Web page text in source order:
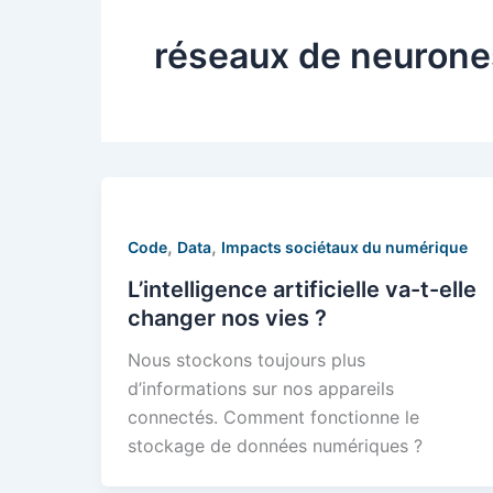
réseaux de
Code, Data, Impacts sociétaux du numérique
L’intelligence artificielle va-t-elle
changer nos vies ?
Nous stockons toujours plus
d’informations sur nos appareils
connectés. Comment fonctionne le
stockage de données numériques ?